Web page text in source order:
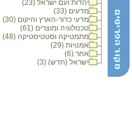
יהדות ועם ישראל (23)
מדעים (33)
מדעי כדור-הארץ והיקום (30)
טכנולוגיה ומוצרים (61)
מתמטיקה וסטטיסטיקה (48)
אמנויות (29)
אחר (6)
ישראל (חדש) (3)